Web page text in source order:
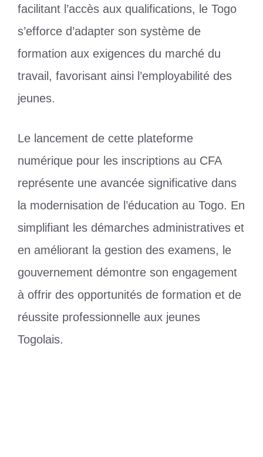
facilitant l’accès aux qualifications, le Togo
s’efforce d’adapter son système de
formation aux exigences du marché du
travail, favorisant ainsi l’employabilité des
jeunes.
Le lancement de cette plateforme
numérique pour les inscriptions au CFA
représente une avancée significative dans
la modernisation de l’éducation au Togo. En
simplifiant les démarches administratives et
en améliorant la gestion des examens, le
gouvernement démontre son engagement
à offrir des opportunités de formation et de
réussite professionnelle aux jeunes
Togolais.